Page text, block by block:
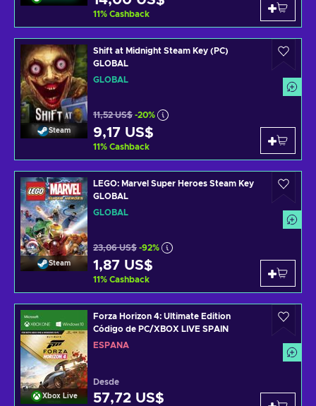
11% Cashback
Steam
Shift at Midnight Steam Key (PC)
GLOBAL
GLOBAL
11,52 US$ -20%
9,17 US$
11% Cashback
Steam
LEGO: Marvel Super Heroes Steam Key
GLOBAL
GLOBAL
23,06 US$ -92%
1,87 US$
11% Cashback
Xbox Live
Forza Horizon 4: Ultimate Edition
Código de PC/XBOX LIVE SPAIN
ESPAÑA
Desde
57,72 US$